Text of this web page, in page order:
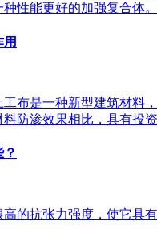
性能更好的加强复合体。
布是一种新型建筑材料
防渗效果相比，具有投
的抗张力强度，使它具